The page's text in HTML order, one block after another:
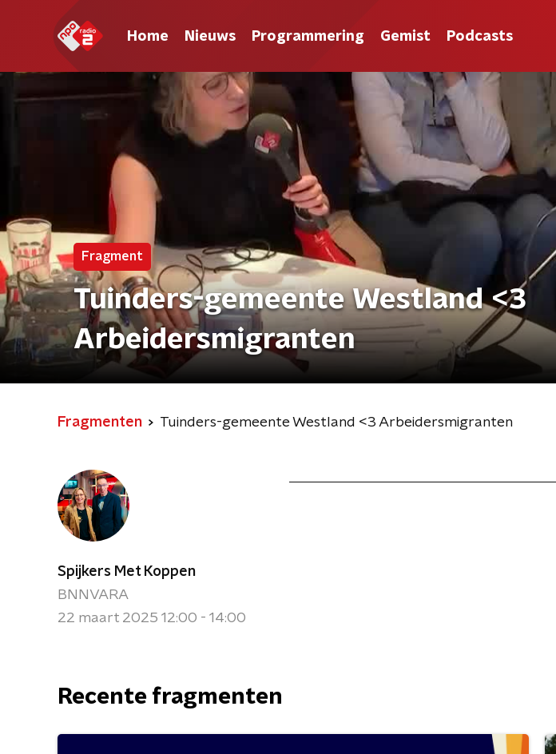
Home Nieuws Programmering Gemist Podcasts
Fragment
Tuinders-gemeente Westland <3
Arbeidersmigranten
Fragmenten Tuinders-gemeente Westland <3 Arbeidersmigranten
Spijkers Met Koppen
BNNVARA
22 maart 2025 12:00 - 14:00
Recente fragmenten